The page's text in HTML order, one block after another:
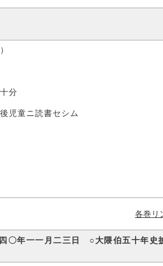
児童ニ読書セシム
各巻リ
年一一月二三日 ○大隈伯五十年史